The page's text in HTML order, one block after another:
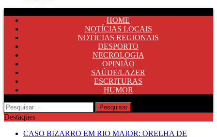
HOME
NOTÍCIAS LOCAIS
NOTÍCIAS REGIONAIS
DESPORTO
NECROLOGIA
OPINIÃO
SAÚDE/LAZER
ESCRITURAS
HUMOR
Pesquisar
por:
Destaques
CASO BIZARRO EM RIO MAIOR: ORELHA DE